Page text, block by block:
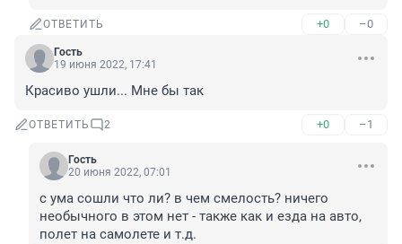
ОТВЕТИТЬ +0 –0
Гость
19 июня 2022, 17:41
Красиво ушли... Мне бы так
ОТВЕТИТЬ 2 +0 –1
Гость
20 июня 2022, 07:01
с ума сошли что ли? в чем смелость? ничего
необычного в этом нет - также как и езда на авто,
полет на самолете и т.д.